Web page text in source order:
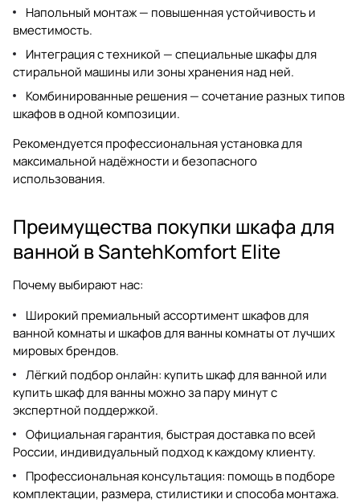
Напольный монтаж — повышенная устойчивость и
вместимость.
Интеграция с техникой — специальные шкафы для
стиральной машины или зоны хранения над ней.
Комбинированные решения — сочетание разных типов
шкафов в одной композиции.
Рекомендуется профессиональная установка для
максимальной надёжности и безопасного
использования.
Преимущества покупки шкафа для
ванной в SantehKomfort Elite
Почему выбирают нас:
Широкий премиальный ассортиментшкафов для
ванной комнаты и шкафов для ванны комнатыот лучших
мировых брендов.
Лёгкий подбор онлайн: купить шкаф для ванной или
купить шкаф для ванны можно за пару минут с
экспертной поддержкой.
Официальная гарантия, быстрая доставка по всей
России, индивидуальный подход к каждому клиенту.
Профессиональная консультация: помощь в подборе
комплектации, размера, стилистики и способа монтажа.